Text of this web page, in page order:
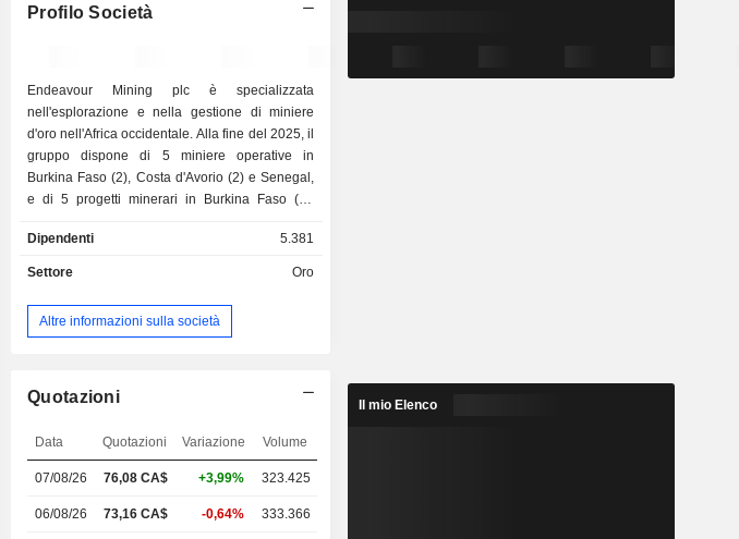
Profilo Società
Endeavour Mining plc è specializzata
nell'esplorazione e nella gestione di miniere
d'oro nell'Africa occidentale. Alla fine del 2025, il
gruppo dispone di 5 miniere operative in
Burkina Faso (2), Costa d'Avorio (2) e Senegal,
e di 5 progetti minerari in Burkina Faso (2),
Dipendenti
5.381
Settore Oro
Altre informazioni sulla società
Quotazioni
Data Quotazioni Variazione Volume
07/08/26 76,08CA$ +3,99% 323.425
06/08/26 73,16 CA$ -0,64% 333.366
Il mio Elenco